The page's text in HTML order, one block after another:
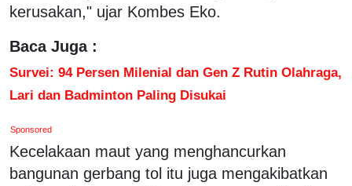
kerusakan," ujar Kombes Eko.
Baca Juga :
Survei: 94 Persen Milenial dan Gen Z Rutin Olahraga,
Lari dan Badminton Paling Disukai
Sponsored
Kecelakaan maut yang menghancurkan
bangunan gerbang tol itu juga mengakibatkan